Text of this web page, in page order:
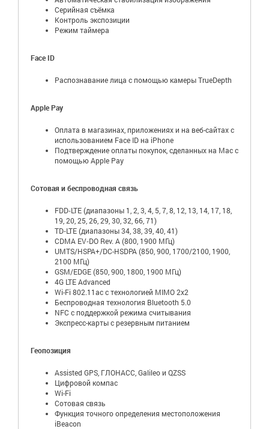
Серийная съëмка
Контроль экспозиции
Режим таймера
Face ID
Распознавание лица с помощью камеры TrueDepth
Apple Pay
Оплата в магазинах, приложениях и на веб-сайтах с
использованием Face ID на iPhone
Подтверждение оплаты покупок, сделанных на Mac с
помощью Apple Pay
Сотовая и беспроводная связь
FDD‑LTE (диапазоны 1, 2, 3, 4, 5, 7, 8, 12, 13, 14, 17, 18,
19, 20, 25, 26, 29, 30, 32, 66, 71)
TD‑LTE (диапазоны 34, 38, 39, 40, 41)
CDMA EV‑DO Rev. A (800, 1900 МГц)
UMTS/HSPA+/DC-HSDPA (850, 900, 1700/2100, 1900,
2100 МГц)
GSM/EDGE (850, 900, 1800, 1900 МГц)
4G LTE Advanced
Wi-Fi 802.11ac с технологией MIMO 2x2
Беспроводная технология Bluetooth 5.0
NFC с поддержкой режима считывания
Экспресс-карты с резервным питанием
Геопозиция
Assisted GPS, ГЛОНАСС, Galileo и QZSS
Цифровой компас
Wi-Fi
Сотовая связь
Функция точного определения местоположения
iBeacon